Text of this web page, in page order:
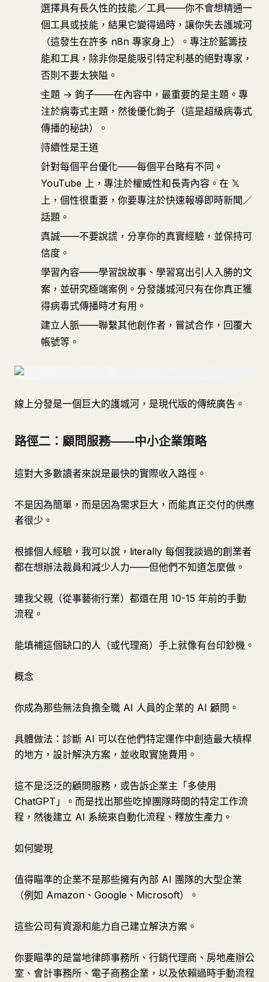
選擇具有長久性的技能／工具——你不會想精通一
個工具或技能，結果它變得過時，讓你失去護城河
（這發生在許多 n8n 專家身上）。專注於藍籌技
能和工具，除非你是能吸引特定利基的絕對專家，
否則不要太狹隘。
主題 → 鉤子——在內容中，最重要的是主題。專
注於病毒式主題，然後優化鉤子（這是超級病毒式
傳播的秘訣）。
持續性是王道
針對每個平台優化——每個平台略有不同。
YouTube 上，專注於權威性和長青內容。在 𝕏
上，個性很重要，你要專注於快速報導即時新聞／
話題。
真誠——不要說謊，分享你的真實經驗，並保持可
信度。
學習內容——學習說故事、學習寫出引人入勝的文
案，並研究極端案例。分發護城河只有在你真正獲
得病毒式傳播時才有用。
建立人脈——聯繫其他創作者，嘗試合作，回覆大
帳號等。
線上分發是一個巨大的護城河，是現代版的傳統廣告。
路徑二：顧問服務——中小企業策略
這對大多數讀者來說是最快的實際收入路徑。
不是因為簡單，而是因為需求巨大，而能真正交付的供應
者很少。
根據個人經驗，我可以說，literally 每個我談過的創業者
都在想辦法裁員和減少人力——但他們不知道怎麼做。
連我父親（從事藝術行業）都還在用 10-15 年前的手動
流程。
能填補這個缺口的人（或代理商）手上就像有台印鈔機。
概念
你成為那些無法負擔全職 AI 人員的企業的 AI 顧問。
具體做法：診斷 AI 可以在他們特定運作中創造最大槓桿
的地方，設計解決方案，並收取實施費用。
這不是泛泛的顧問服務，或告訴企業主「多使用
ChatGPT」。而是找出那些吃掉團隊時間的特定工作流
程，然後建立 AI 系統來自動化流程、釋放生產力。
如何變現
值得瞄準的企業不是那些擁有內部 AI 團隊的大型企業
（例如 Amazon、Google、Microsoft）。
這些公司有資源和能力自己建立解決方案。
你要瞄準的是當地律師事務所、行銷代理商、房地產辦公
室、會計事務所、電子商務企業，以及依賴過時手動流程